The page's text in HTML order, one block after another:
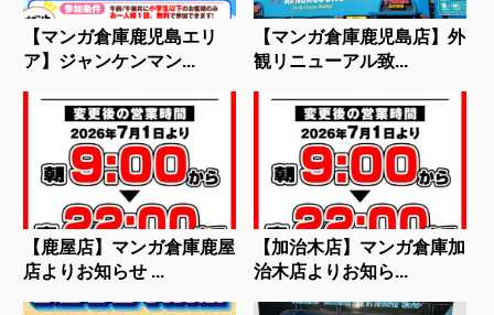
【マンガ倉庫鹿児島エリ
ア】ジャンケンマン...
【マンガ倉庫鹿児島店】外
観リニューアル致...
【鹿屋店】マンガ倉庫鹿屋
店よりお知らせ ...
【加治木店】マンガ倉庫加
治木店よりお知ら...